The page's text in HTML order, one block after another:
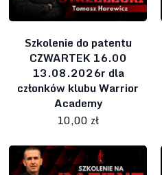
Szkolenie do patentu
CZWARTEK 16.00
13.08.2026r dla
członków klubu Warrior
Academy
10,00 zł